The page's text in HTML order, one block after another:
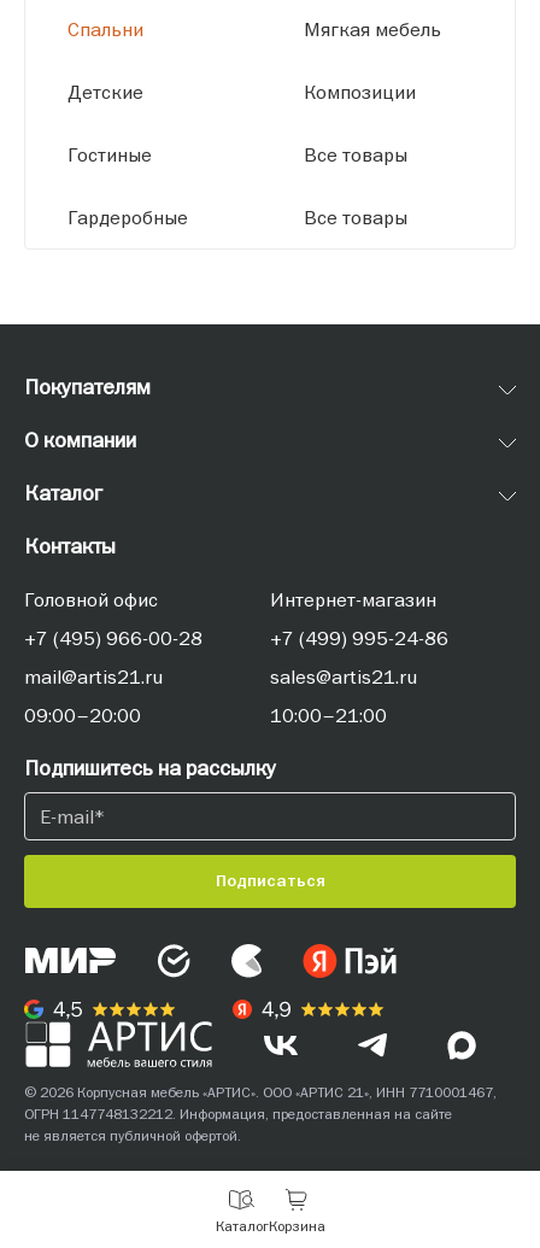
Спальни
Детские
Гостиные
Гардеробные
Мягкая мебель
Композиции
Все товары
Все товары
КаталогКорзина
Покупателям
О компании
Каталог
Контакты
Головной офис
+7 (495) 966-00-28
mail@artis21.ru
09:00–20:00
Интернет-магазин
+7 (499) 995-24-86
sales@artis21.ru
10:00–21:00
Подпишитесь на рассылку
Подписаться
© 2026 Корпусная мебель «АРТИС». ООО «АРТИС 21», ИНН 7710001467,
ОГРН 1147748132212. Информация, предоставленная на сайте
не является публичной офертой.